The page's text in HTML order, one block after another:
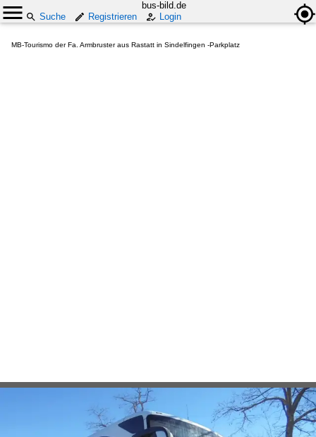
bus-bild.de
Suche
Registrieren Login
MB-Tourismo der Fa. Armbruster aus Rastatt in Sindelfingen -Parkplatz